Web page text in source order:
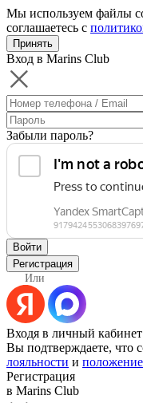
Мы используем файлы
соглашаетесь с
Принять
Вход в Marins Club
Забыли пароль?
Войти
Регистрация
Или
Входя в личный
Вы подтверждаете, что
лояльности и
Регистрация
в Marins Club